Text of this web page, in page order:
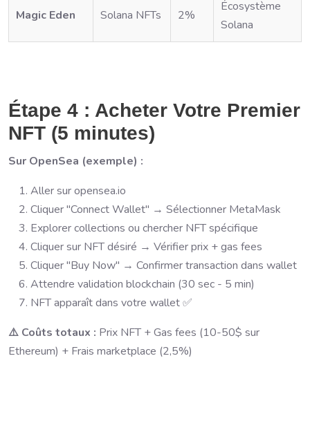
Magic Eden Solana NFTs 2%
Écosystème
Solana
Étape 4 : Acheter Votre Premier
NFT (5 minutes)
Sur OpenSea (exemple) :
Aller sur opensea.io
Cliquer "Connect Wallet" → Sélectionner MetaMask
Explorer collections ou chercher NFT spécifique
Cliquer sur NFT désiré → Vérifier prix + gas fees
Cliquer "Buy Now" → Confirmer transaction dans wallet
Attendre validation blockchain (30 sec - 5 min)
NFT apparaît dans votre wallet ✅
⚠️ Coûts totaux : Prix NFT + Gas fees (10-50$ sur
Ethereum) + Frais marketplace (2,5%)